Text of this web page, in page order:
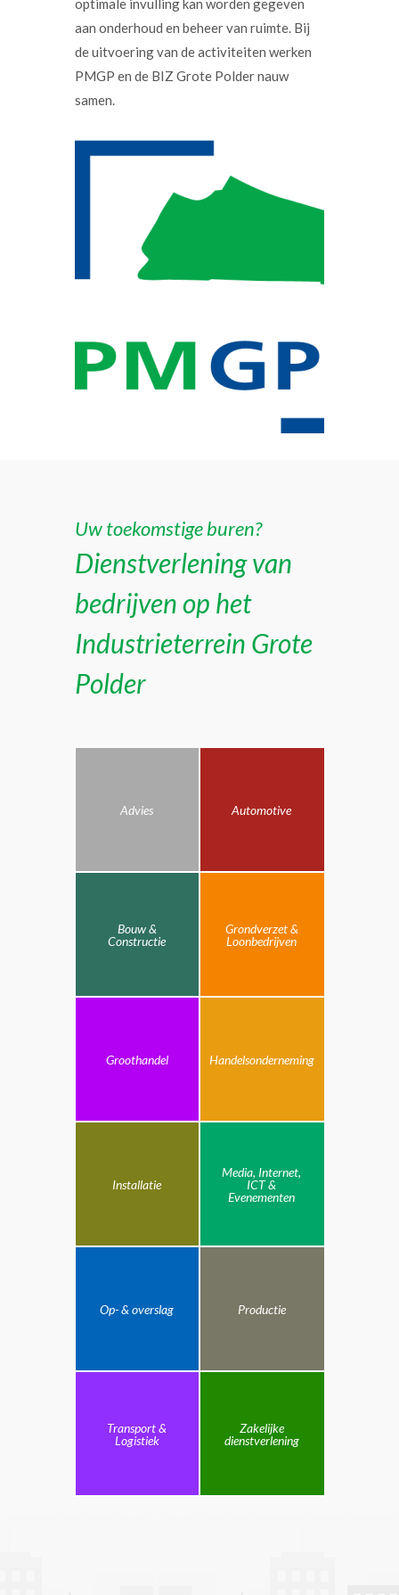
optimale invulling kan worden gegeven
aan onderhoud en beheer van ruimte. Bij
de uitvoering van de activiteiten werken
PMGP en de BIZ Grote Polder nauw
samen.
Uw toekomstige buren?
Dienstverlening van
bedrijven op het
Industrieterrein Grote
Polder
Advies Automotive
Bouw &
Constructie
Grondverzet &
Loonbedrijven
Groothandel Handelsonderneming
Installatie
Media, Internet,
ICT &
Evenementen
Op- & overslag Productie
Transport &
Logistiek
Zakelijke
dienstverlening